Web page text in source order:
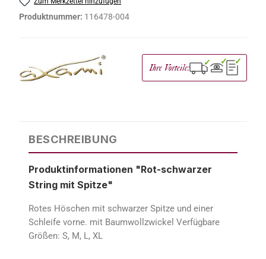
Produktnummer: 116478-004
Ihre Vorteile: ✓ ✓ ✓
BESCHREIBUNG
Produktinformationen "Rot-schwarzer
String mit Spitze"
Rotes Höschen mit schwarzer Spitze und einer
Schleife vorne. mit Baumwollzwickel Verfügbare
Größen: S, M, L, XL